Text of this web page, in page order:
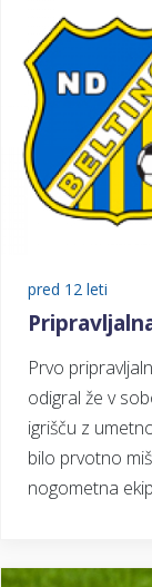
pred 12 leti
Prvo
odigral že v
igrišču z
bilo prvotno
nogometna